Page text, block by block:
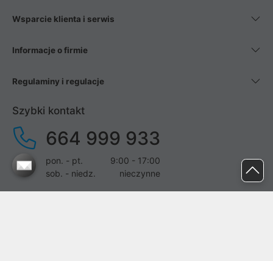
Wsparcie klienta i serwis
Informacje o firmie
Regulaminy i regulacje
Szybki kontakt
664 999 933
pon. - pt.
9:00 - 17:00
sob. - niedz.
nieczynne